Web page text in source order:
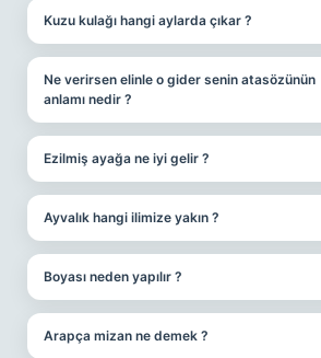
Kuzu kulağı hangi aylarda çıkar ?
Ne verirsen elinle o gider senin atasözünün
anlamı nedir ?
Ezilmiş ayağa ne iyi gelir ?
Ayvalık hangi ilimize yakın ?
Boyası neden yapılır ?
Arapça mizan ne demek ?